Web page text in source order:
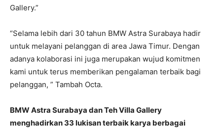
Gallery.”
“Selama lebih dari 30 tahun BMW Astra Surabaya hadir
untuk melayani pelanggan di area Jawa Timur. Dengan
adanya kolaborasi ini juga merupakan wujud komitmen
kami untuk terus memberikan pengalaman terbaik bagi
pelanggan, ” Tambah Octa.
BMW Astra Surabaya dan Teh Villa Gallery
menghadirkan 33 lukisan terbaik karya berbagai